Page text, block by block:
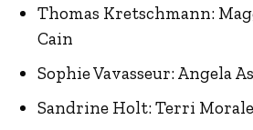
Thomas Kretschmann:
Cain
Sophie Vavasseur: Angela
Sandrine Holt: Terri